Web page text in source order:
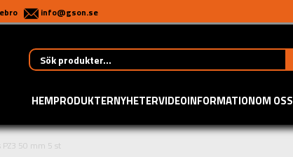
info@gson.se
HEMPRODUKTERNYHETERVIDEOINFORMATIONOM OSS
50 mm 5 st